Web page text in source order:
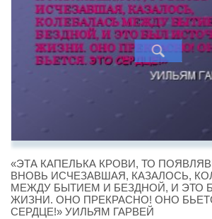
«ЭТА КАПЕЛЬКА КРОВИ, ТО
ВНОВЬ ИСЧЕЗАВШАЯ, КАЗАЛОСЬ,
МЕЖДУ БЫТИЕМ И БЕЗДНОЙ, И ЭТО
ЖИЗНИ. ОНО ПРЕКРАСНО! ОНО
СЕРДЦЕ!» УИЛЬЯМ ГАРВЕЙ